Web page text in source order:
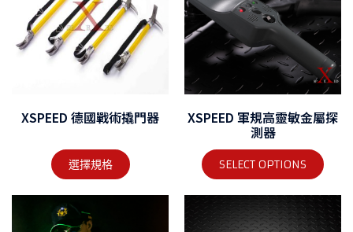
XSPEED 德國戰術撬門器
選擇規格
XSPEED 軍規高靈敏金屬探
測器
SELECT OPTIONS